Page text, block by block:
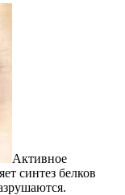
Активное
синтез белков